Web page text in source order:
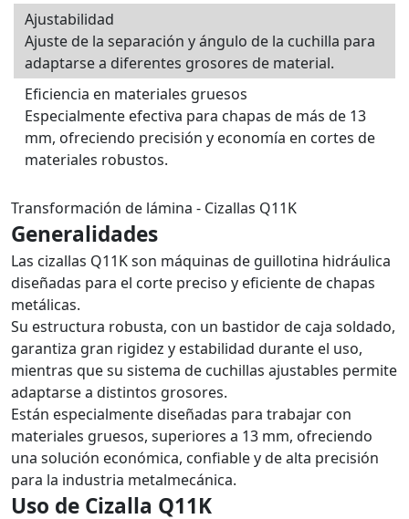
Ajustabilidad
Ajuste de la separación y ángulo de la cuchilla para
adaptarse a diferentes grosores de material.
Eficiencia en materiales gruesos
Especialmente efectiva para chapas de más de 13
mm, ofreciendo precisión y economía en cortes de
materiales robustos.
Transformación de lámina - Cizallas Q11K
Generalidades
Las cizallas Q11K son máquinas de guillotina hidráulica
diseñadas para el corte preciso y eficiente de chapas
metálicas.
Su estructura robusta, con un bastidor de caja soldado,
garantiza gran rigidez y estabilidad durante el uso,
mientras que su sistema de cuchillas ajustables permite
adaptarse a distintos grosores.
Están especialmente diseñadas para trabajar con
materiales gruesos, superiores a 13 mm, ofreciendo
una solución económica, confiable y de alta precisión
para la industria metalmecánica.
Uso de Cizalla Q11K